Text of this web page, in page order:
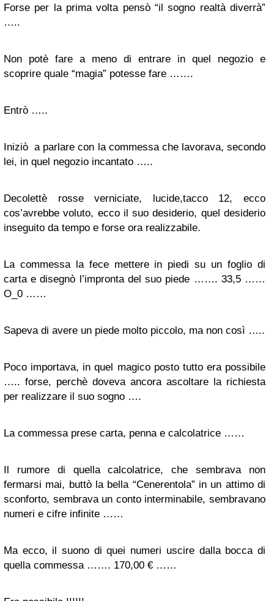
Forse per la prima volta pensò “il sogno realtà diverrà”
…..
Non potè fare a meno di entrare in quel negozio e
scoprire quale “magia” potesse fare …….
Entrò …..
Iniziò a parlare con la commessa che lavorava, secondo
lei, in quel negozio incantato …..
Decolettè rosse verniciate, lucide,tacco 12, ecco
cos’avrebbe voluto, ecco il suo desiderio, quel desiderio
inseguito da tempo e forse ora realizzabile.
La commessa la fece mettere in piedi su un foglio di
carta e disegnò l’impronta del suo piede ……. 33,5 ……
O_0 ……
Sapeva di avere un piede molto piccolo, ma non così …..
Poco importava, in quel magico posto tutto era possibile
….. forse, perchè doveva ancora ascoltare la richiesta
per realizzare il suo sogno ….
La commessa prese carta, penna e calcolatrice ……
Il rumore di quella calcolatrice, che sembrava non
fermarsi mai, buttò la bella “Cenerentola” in un attimo di
sconforto, sembrava un conto interminabile, sembravano
numeri e cifre infinite ……
Ma ecco, il suono di quei numeri uscire dalla bocca di
quella commessa ……. 170,00 € ……